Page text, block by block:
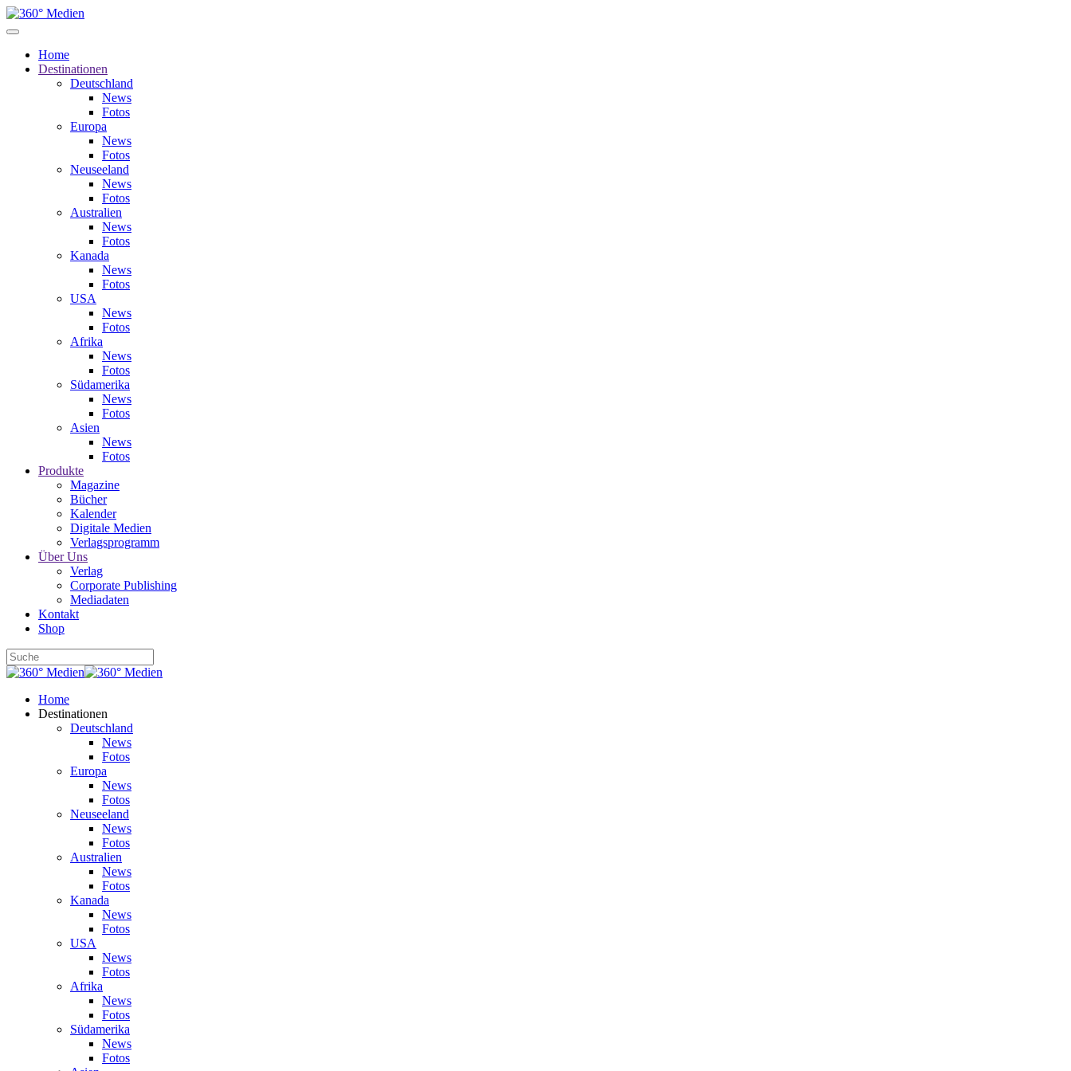
Home
Destinationen
Deutschland
News
Fotos
Europa
News
Fotos
Neuseeland
News
Fotos
Australien
News
Fotos
Kanada
News
Fotos
USA
News
Fotos
Afrika
News
Fotos
Südamerika
News
Fotos
Asien
News
Fotos
Produkte
Magazine
Bücher
Kalender
Digitale Medien
Verlagsprogramm
Über Uns
Verlag
Corporate Publishing
Mediadaten
Kontakt
Shop
Home
Destinationen
Deutschland
News
Fotos
Europa
News
Fotos
Neuseeland
News
Fotos
Australien
News
Fotos
Kanada
News
Fotos
USA
News
Fotos
Afrika
News
Fotos
Südamerika
News
Fotos